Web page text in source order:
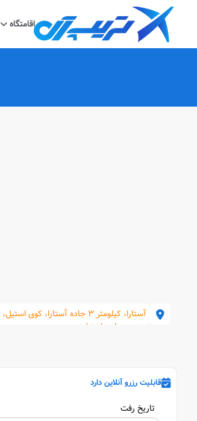
اقامتگاه
آستارا، کیلومتر 3 جاده آستارا، کوی استیل،
جنب دریاچه استیل
قابلیت رزرو آنلاین دارد
تاریخ رفت